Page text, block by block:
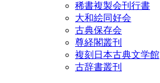
稀書複製会刊行書
大和絵同好会
古典保存会
尊経閣叢刊
複刻日本古典文学館
古辞書叢刊